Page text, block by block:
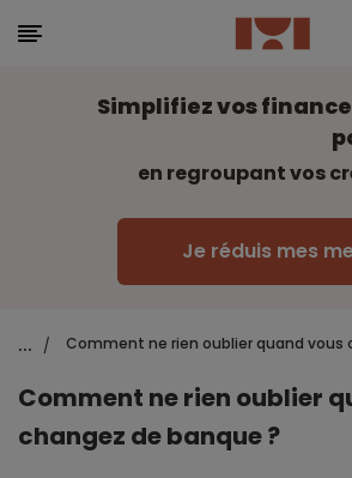
Simplifiez vos
en regroupant vos
Je réduis mes
... / Comment ne rien oublier quand vous
Comment ne rien oublier
changez de banque ?